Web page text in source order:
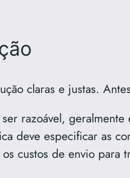
claras e justas.
razoável,
deve especificar as
custos de envio para